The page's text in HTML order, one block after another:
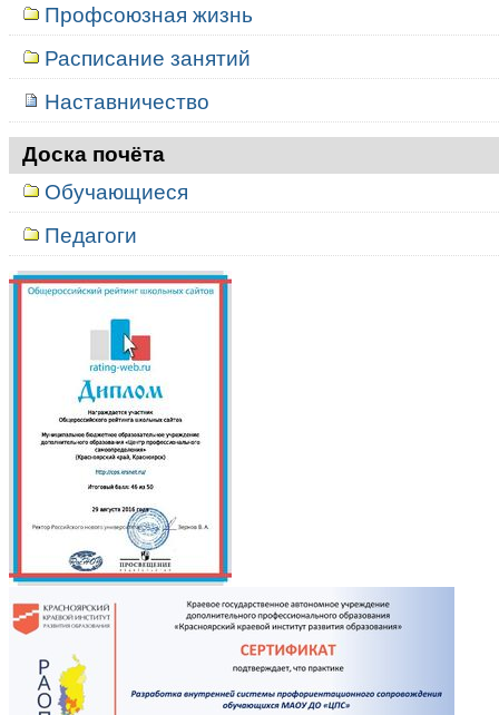
Профсоюзная жизнь
Расписание занятий
Наставничество
Доска почёта
Обучающиеся
Педагоги